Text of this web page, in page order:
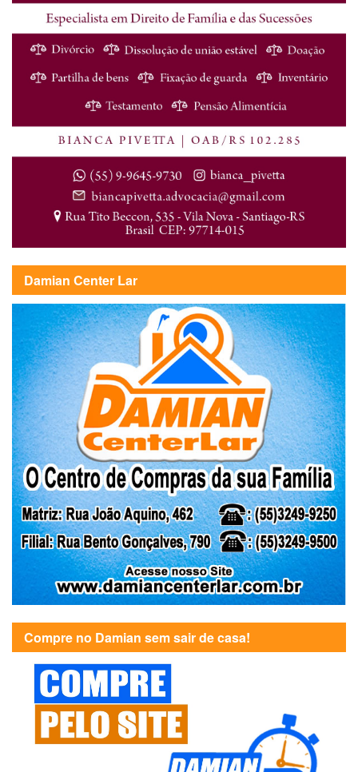
Damian Center Lar
Compre no Damian sem sair de casa!